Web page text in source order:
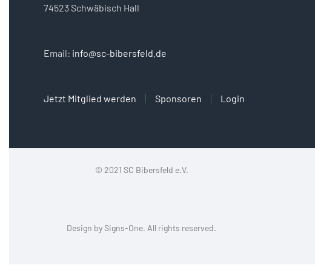
74523 Schwäbisch Hall
Email: info@sc-bibersfeld.de
Jetzt Mitglied werden Sponsoren Login
© 2021 SC Bibersfeld e.V.
Design bySigns-One. All rights reserved.